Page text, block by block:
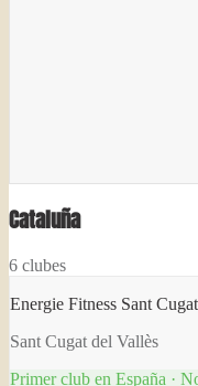
Cataluña
6 clubes
Energie Fitness Sant Cugat
Sant Cugat del Vallès
Primer club en España ·